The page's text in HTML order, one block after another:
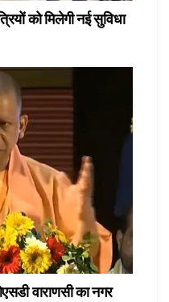
को मिलेगी नई सुविधा
वाराणसी का नगर